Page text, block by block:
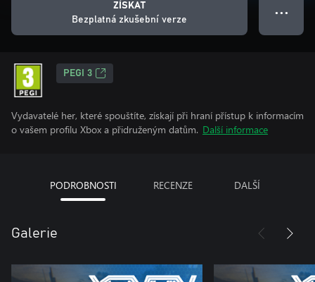
ZÍSKAT
Bezplatná zkušební verze
● ● ●
PEGI 3
Vydavatelé her, které spouštíte, získají při hraní přístup k informacím
o vašem profilu Xbox a přidruženým datům. Další informace
PODROBNOSTI RECENZE DALŠÍ
Galerie